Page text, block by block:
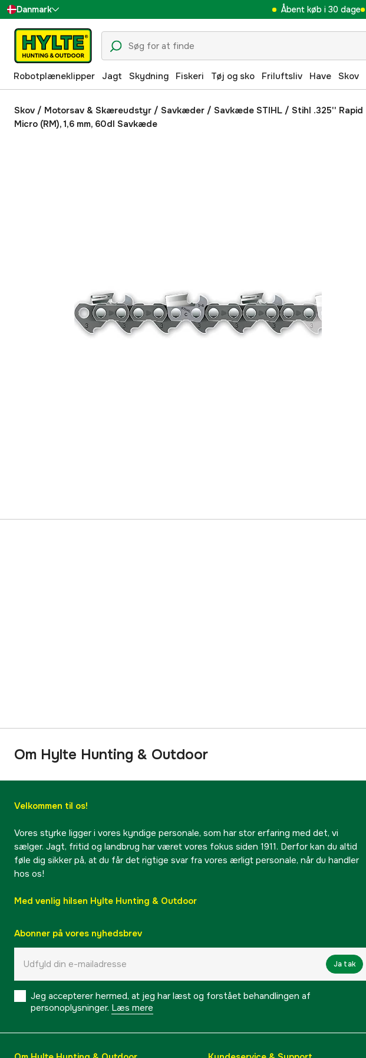
Danmark
Sverige
Suomi
Norge
Deutschland
Åbent køb i 30 dage
Robotplæneklipper Jagt Skydning Fiskeri Tøj og sko Friluftsliv Have Skov
Skov / Motorsav & Skæreudstyr / Savkæder / Savkæde STIHL / Stihl .325'' Rapid
Micro (RM), 1,6 mm, 60dl Savkæde
Om Hylte Hunting & Outdoor
Velkommen til os!
Vores styrke ligger i vores kyndige personale, som har stor erfaring med det, vi
sælger. Jagt, fritid og landbrug har været vores fokus siden 1911. Derfor kan du altid
føle dig sikker på, at du får det rigtige svar fra vores ærligt personale, når du handler
hos os!
Med venlig hilsen Hylte Hunting & Outdoor
Abonner på vores nyhedsbrev
Ja tak
Jeg accepterer hermed, at jeg har læst og forstået behandlingen af ​​
personoplysninger. Læs mere